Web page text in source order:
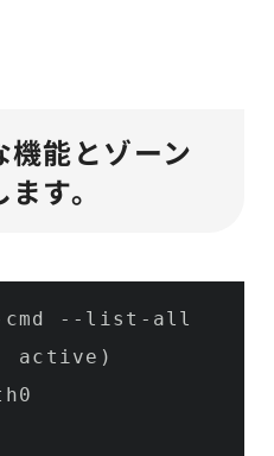
機能とゾーン
す。
--list-all
active)